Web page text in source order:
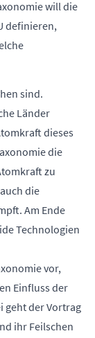
installieren,
will die
definieren,
sind.
Länder
dieses
die
zu
die
Am Ende
Technologien
vor,
Einfluss der
geht der Vortrag
ihr Feilschen